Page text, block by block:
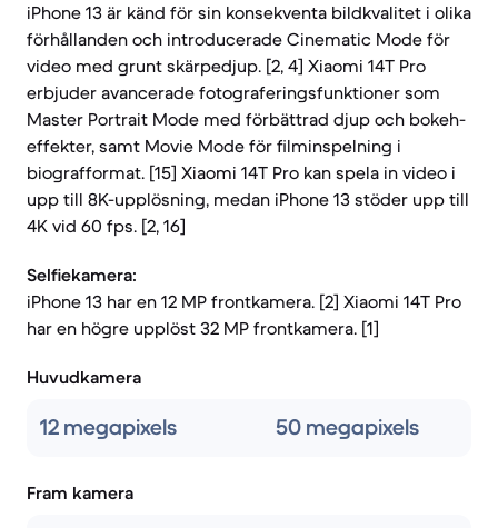
iPhone 13 är känd för sin konsekventa bildkvalitet i olika
förhållanden och introducerade Cinematic Mode för
video med grunt skärpedjup. [2, 4] Xiaomi 14T Pro
erbjuder avancerade fotograferingsfunktioner som
Master Portrait Mode med förbättrad djup och bokeh-
effekter, samt Movie Mode för filminspelning i
biografformat. [15] Xiaomi 14T Pro kan spela in video i
upp till 8K-upplösning, medan iPhone 13 stöder upp till
4K vid 60 fps. [2, 16]
Selfiekamera:
iPhone 13 har en 12 MP frontkamera. [2] Xiaomi 14T Pro
har en högre upplöst 32 MP frontkamera. [1]
Huvudkamera
12 megapixels 50 megapixels
Fram kamera